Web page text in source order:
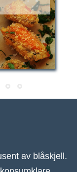
av blåskjell.